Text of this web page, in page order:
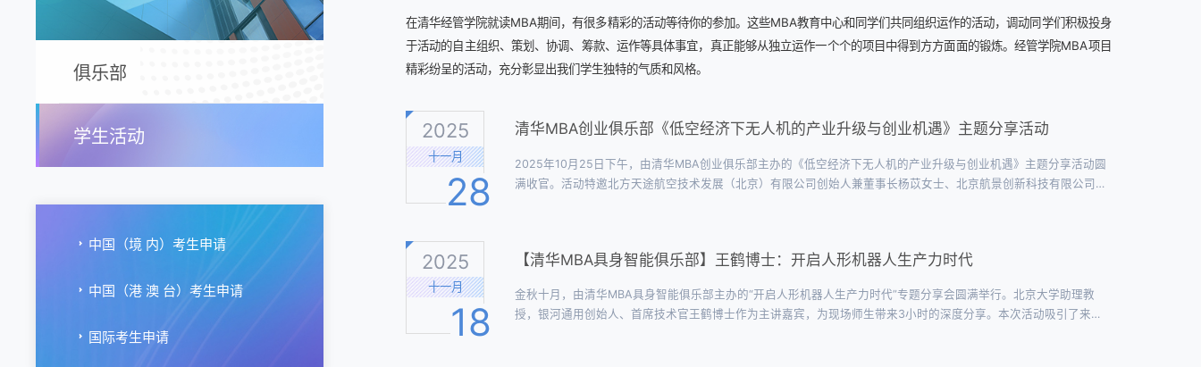
俱乐部
学生活动
中国（境 内）考生申请
中国（港 澳 台）考生申请
国际考生申请
在清华经管学院就读MBA期间，有很多精彩的活动等待你的参加。这些MBA教育中心和同学们共同组织运作的活动，调动同学们积极投身
于活动的自主组织、策划、协调、筹款、运作等具体事宜，真正能够从独立运作一个个的项目中得到方方面面的锻炼。经管学院MBA项目
精彩纷呈的活动，充分彰显出我们学生独特的气质和风格。
2025
十一月
28
清华MBA创业俱乐部《低空经济下无人机的产业升级与创业机遇》主题分享活动
2025年10月25日下午，由清华MBA创业俱乐部主办的《低空经济下无人机的产业升级与创业机遇》主题分享活动圆
满收官。活动特邀北方天途航空技术发展（北京）有限公司创始人兼董事长杨苡女士、北京航景创新科技有限公司副
2025
十一月
18
【清华MBA具身智能俱乐部】王鹤博士：开启人形机器人生产力时代
金秋十月，由清华MBA具身智能俱乐部主办的“开启人形机器人生产力时代”专题分享会圆满举行。北京大学助理教
授，银河通用创始人、首席技术官王鹤博士作为主讲嘉宾，为现场师生带来3小时的深度分享。本次活动吸引了来自